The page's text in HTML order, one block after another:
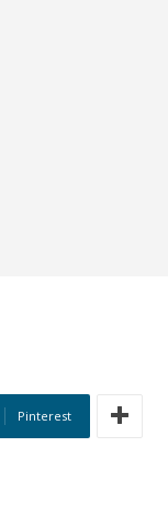
Pinterest